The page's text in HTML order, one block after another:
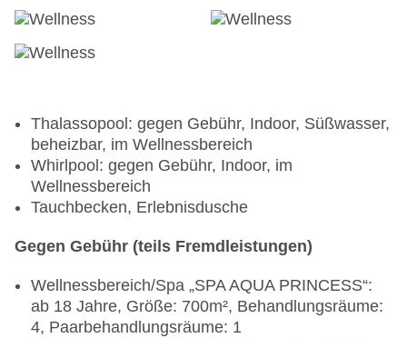
Thalassopool: gegen Gebühr, Indoor, Süßwasser,
beheizbar, im Wellnessbereich
Whirlpool: gegen Gebühr, Indoor, im
Wellnessbereich
Tauchbecken, Erlebnisdusche
Gegen Gebühr (teils Fremdleistungen)
Wellnessbereich/Spa „SPA AQUA PRINCESS“:
ab 18 Jahre, Größe: 700m², Behandlungsräume:
4, Paarbehandlungsräume: 1